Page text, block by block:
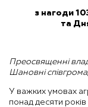
з нагоди
та
Преосвященні
Шановні
У важких умовах
понад десяти